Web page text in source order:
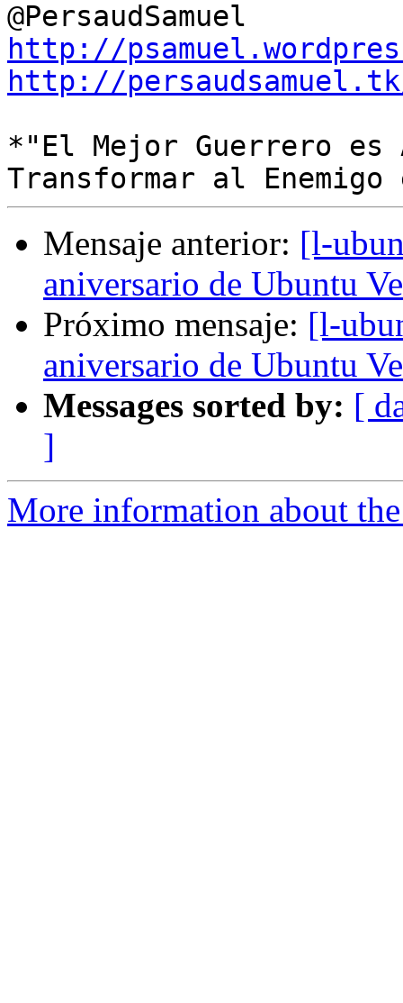
http://
http://
*"El Mejor Guerrero es
Mensaje anterior: [l-
aniversario de Ubuntu
Próximo mensaje: [l-
aniversario de Ubuntu
Messages sorted by: [
]
More information about